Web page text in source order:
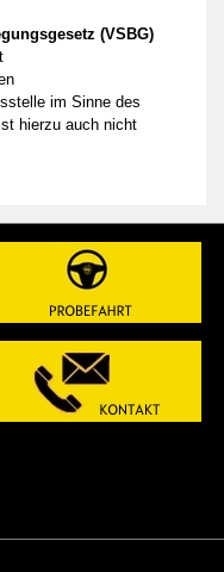
(VSBG)
im Sinne des
hierzu auch nicht